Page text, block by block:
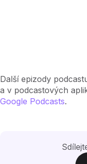
Další epizody
a v podcastových
Google Podcasts.